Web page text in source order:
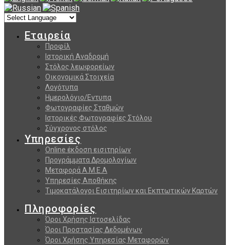
Εταιρεία
Προφίλ
Ιστορική Αναδρομή
Στόλος λεωφορείων
Οικονομικά Στοιχεία
Λογότυπα
Ημερολόγιο/Εντυπα
Φωτογραφίες Σταθμών
Ιστορικές Φωτογραφίες Στόλου
Σύγχρονος στόλος
Υπηρεσίες
Online έκδοση εισιτηρίων
Προγράμματα Δρομολογίων
Μεταφορά Α.Μ.Ε.Α
Υπηρεσίες Αποθήκης
Τιμοκατάλογοι Εισιτηρίων και Εκπτωτικών Καρτών
Πληροφορίες
Όροι Χρήσης Ιστοσελίδας
Όροι Προστασίας Δεδομένων
Όροι Χρήσης Υπηρεσίας Μεταφορών